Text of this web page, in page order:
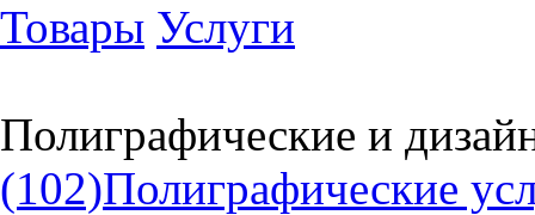
Товары Услуги
Полиграфические и
(102)Полиграфические